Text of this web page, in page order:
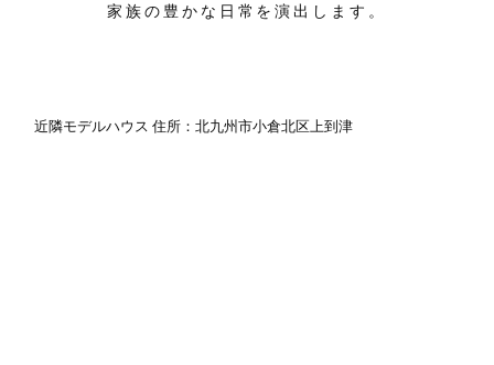
家族の豊かな日常を演出します。
近隣モデルハウス 住所：北九州市小倉北区上到津